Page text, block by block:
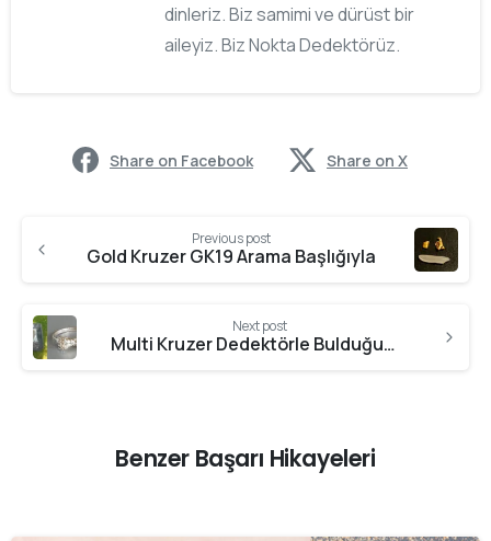
dinleriz. Biz samimi ve dürüst bir
aileyiz. Biz Nokta Dedektörüz.
Share on Facebook Share on X
Previous post
Gold Kruzer GK19 Arama Başlığıyla
Next post
Multi Kruzer Dedektörle Bulduğum İlk Yüzük
Benzer Başarı Hikayeleri